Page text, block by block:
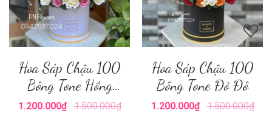
Hoa Sáp Chậu 100
Bông Tone Hồng
Nude
1.200.000₫ 1.500.000₫
Hoa Sáp Chậu 100
Bông Tone Đỏ Đô
1.200.000₫ 1.500.000₫